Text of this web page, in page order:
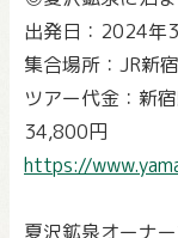
出発日：2024年
集合場所：JR
ツアー代金：新
34,800円
https://
夏沢鉱泉オーナ